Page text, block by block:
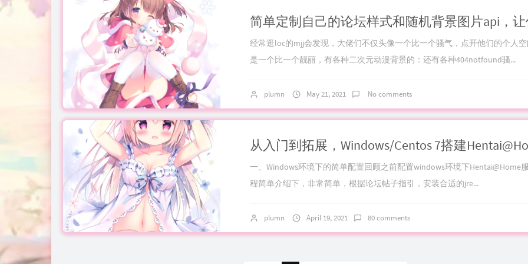
经常逛loc的mjj会发现，大佬们不仅头像一个比一个骚气，点开他们的个人
是一个比一个靓丽，有各种二次元动漫背景的：还有各种404notfound骚...
plumn May 21, 2021 No comments
一、Windows环境下的简单配置回顾之前配置windows环境下Hentai@Home
程简单介绍下，非常简单，根据论坛帖子指引，安装合适的jre...
plumn April 19, 2021 80 comments